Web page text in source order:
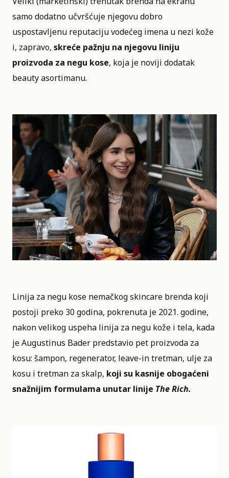
samo dodatno učvršćuje njegovu dobro
uspostavljenu reputaciju vodećeg imena u nezi kože
i, zapravo, skreće pažnju na njegovu liniju
proizvoda za negu kose, koja je noviji dodatak
beauty asortimanu.
Linija za negu kose nemačkog skincare brenda koji
postoji preko 30 godina, pokrenuta je 2021. godine,
nakon velikog uspeha linija za negu kože i tela, kada
je Augustinus Bader predstavio pet proizvoda za
kosu: šampon, regenerator, leave-in tretman, ulje za
kosu i tretman za skalp, koji su kasnije obogaćeni
snažnijim formulama unutar linije The Rich.